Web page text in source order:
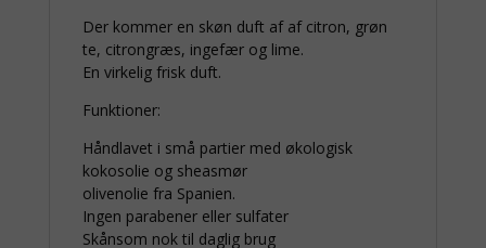
Der kommer en skøn duft af af citron, grøn
te, citrongræs, ingefær og lime.
En virkelig frisk duft.
Funktioner:
Håndlavet i små partier med økologisk
kokosolie og sheasmør
olivenolie fra Spanien.
Ingen parabener eller sulfater
Skånsom nok til daglig brug